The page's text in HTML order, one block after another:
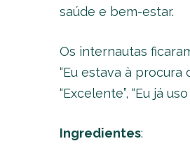
saúde e bem-estar.
Os internautas
“Eu estava à procura
“Excelente”, “Eu já
Ingredientes: